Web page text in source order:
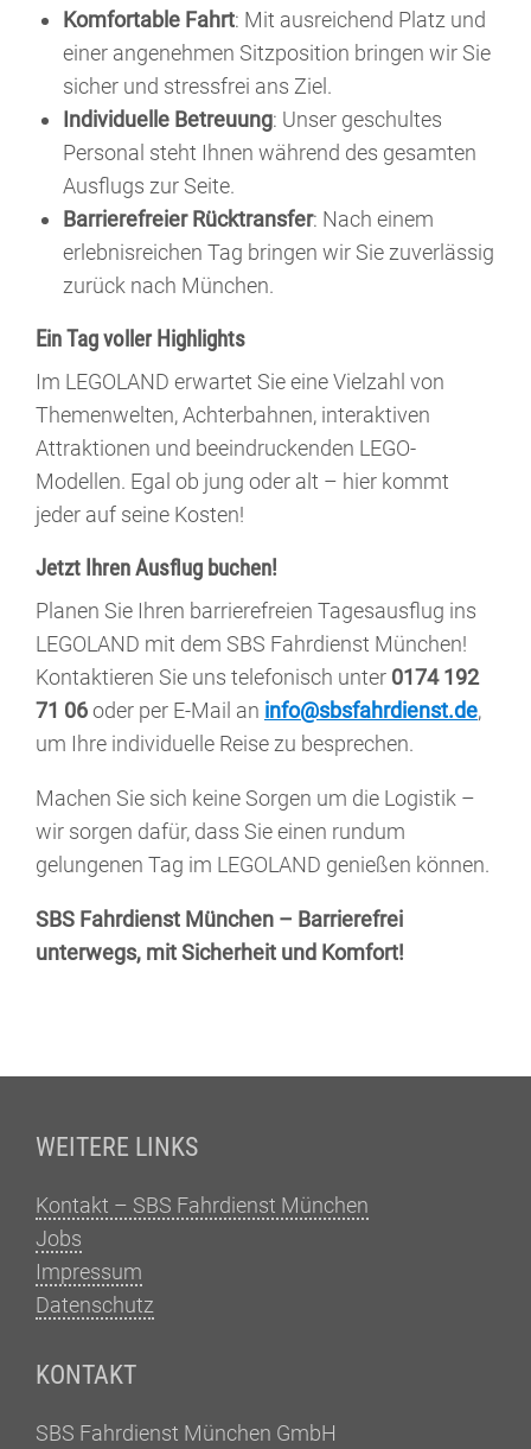
Komfortable Fahrt: Mit ausreichend Platz und
einer angenehmen Sitzposition bringen wir Sie
sicher und stressfrei ans Ziel.
Individuelle Betreuung: Unser geschultes
Personal steht Ihnen während des gesamten
Ausflugs zur Seite.
Barrierefreier Rücktransfer: Nach einem
erlebnisreichen Tag bringen wir Sie zuverlässig
zurück nach München.
Ein Tag voller Highlights
Im LEGOLAND erwartet Sie eine Vielzahl von
Themenwelten, Achterbahnen, interaktiven
Attraktionen und beeindruckenden LEGO-
Modellen. Egal ob jung oder alt – hier kommt
jeder auf seine Kosten!
Jetzt Ihren Ausflug buchen!
Planen Sie Ihren barrierefreien Tagesausflug ins
LEGOLAND mit dem SBS Fahrdienst München!
Kontaktieren Sie uns telefonisch unter 0174 192
71 06oder per E-Mail an info@sbsfahrdienst.de,
um Ihre individuelle Reise zu besprechen.
Machen Sie sich keine Sorgen um die Logistik –
wir sorgen dafür, dass Sie einen rundum
gelungenen Tag im LEGOLAND genießen können.
SBS Fahrdienst München – Barrierefrei
unterwegs, mit Sicherheit und Komfort!
WEITERE LINKS
Kontakt – SBS Fahrdienst München
Jobs
Impressum
Datenschutz
KONTAKT
SBS Fahrdienst München GmbH